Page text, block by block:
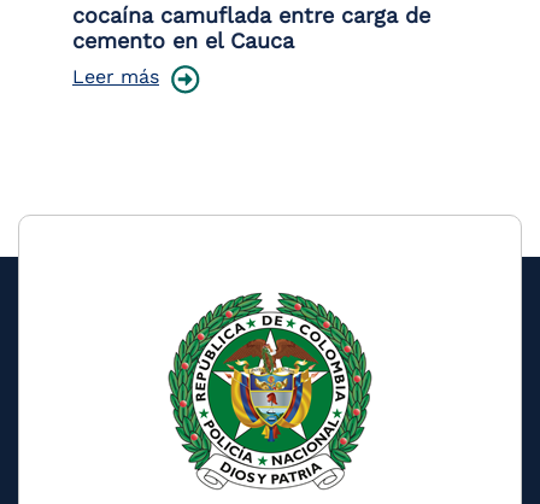
cocaína camuflada entre carga de
cemento en el Cauca
Leer más